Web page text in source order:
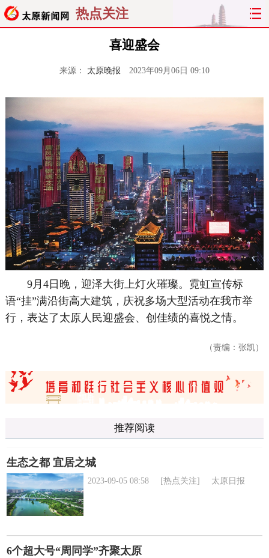
热点关注
喜迎盛会
来源： 太原晚报 2023年09月06日 09:10
9月4日晚，迎泽大街上灯火璀璨。霓虹宣传标
语“挂”满沿街高大建筑，庆祝多场大型活动在我市举
行，表达了太原人民迎盛会、创佳绩的喜悦之情。
（责编：张凯）
推荐阅读
生态之都 宜居之城
2023-09-05 08:58 [热点关注] 太原日报
6个超大号“周同学”齐聚太原